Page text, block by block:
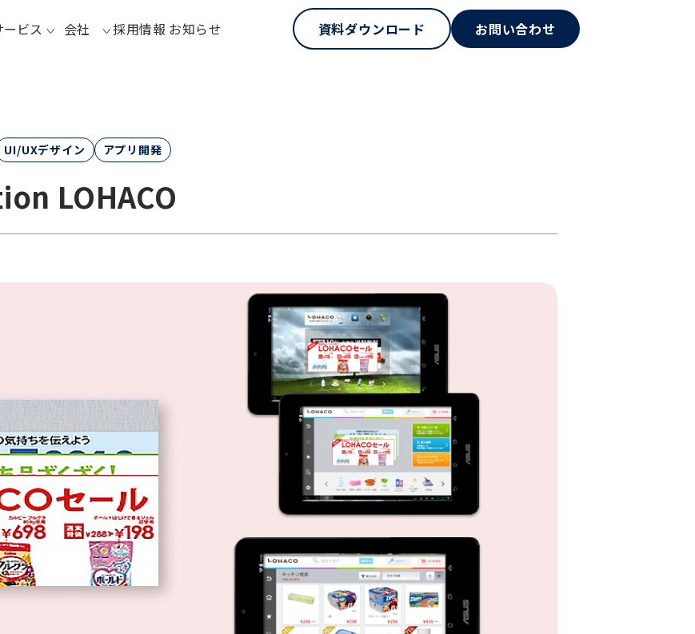
ービス 会社 採用情報 お知らせ 資料ダウンロード お問い合わせ
UI/UXデザイン アプリ開発
LOHACO